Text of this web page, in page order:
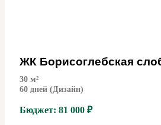
ЖК Борисоглебская
30 м²
60 дней (Дизайн)
Бюджет: 81 000 ₽